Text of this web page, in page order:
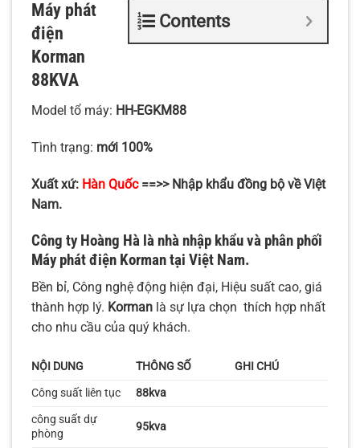
Contents
Máy phát
điện
Korman
88KVA
Model tổ máy: HH-EGKM88
Tình trạng: mới 100%
Xuất xứ: Hàn Quốc==>> Nhập khẩu đồng bộ về Việt
Nam.
Công ty Hoàng Hà là nhà nhập khẩu và phân phối
Máy phát điện Kormantại Việt Nam.
Bền bỉ, Công nghệ động hiện đại, Hiệu suất cao, giá
thành hợp lý. Korman là sự lựa chọn thích hợp nhất
cho nhu cầu của quý khách.
NỘI DUNG THÔNG SỐ
GHI CHÚ
Công suất liên tục
88kva
công suất dự
phòng
95kva